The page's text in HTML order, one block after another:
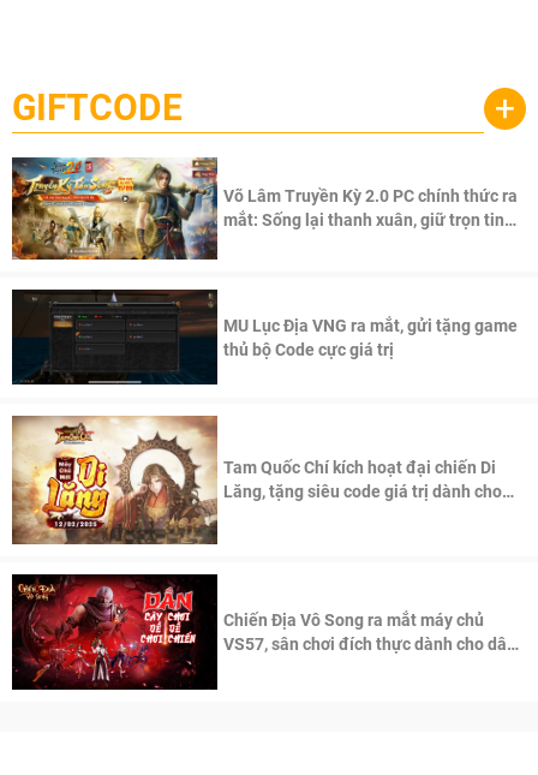
cầu, theo giấy phép chính thức từ công ty game Nhật Bản
Pocketpair, Inc.
GIFTCODE +
Võ Lâm Truyền Kỳ 2.0 PC chính thức ra
mắt: Sống lại thanh xuân, giữ trọn tinh
MU Lục Địa VNG ra mắt, gửi tặng game
thủ bộ Code cực giá trị
Tam Quốc Chí kích hoạt đại chiến Di
Lăng, tặng siêu code giá trị dành cho
Chiến Địa Vô Song ra mắt máy chủ
VS57, sân chơi đích thực dành cho dân